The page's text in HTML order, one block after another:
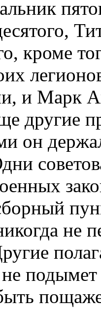
кроме
и Марк
другие
он
не